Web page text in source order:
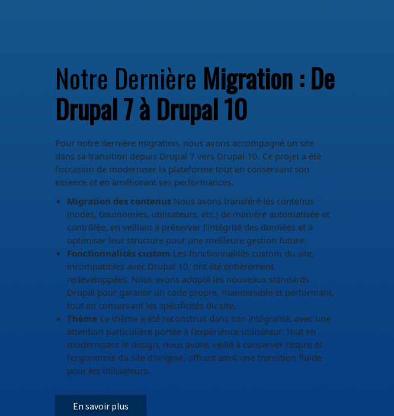
Notre Dernière Migration : De
Drupal 7 à Drupal 10
Pour notre dernière migration, nous avons accompagné un site
dans sa transition depuis Drupal 7 vers Drupal 10. Ce projet a été
l’occasion de moderniser la plateforme tout en conservant son
essence et en améliorant ses performances.
Migration des contenus Nous avons transféré les contenus
(nodes, taxonomies, utilisateurs, etc.) de manière automatisée et
contrôlée, en veillant à préserver l’intégrité des données et à
optimiser leur structure pour une meilleure gestion future.
Fonctionnalités custom Les fonctionnalités custom du site,
incompatibles avec Drupal 10, ont été entièrement
redéveloppées. Nous avons adopté les nouveaux standards
Drupal pour garantir un code propre, maintenable et performant,
tout en conservant les spécificités du site.
Thème Le thème a été reconstruit dans son intégralité, avec une
attention particulière portée à l’expérience utilisateur. Tout en
modernisant le design, nous avons veillé à conserver l’esprit et
l’ergonomie du site d’origine, offrant ainsi une transition fluide
pour les utilisateurs.
En savoir plus